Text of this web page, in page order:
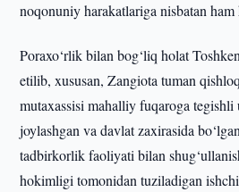
noqonuniy harakatlariga nisbatan
Poraxo‘rlik bilan bog‘liq holat
etilib, xususan, Zangiota tuman
mutaxassisi mahalliy fuqaroga
joylashgan va davlat zaxirasida
tadbirkorlik faoliyati bilan
hokimligi tomonidan tuziladigan